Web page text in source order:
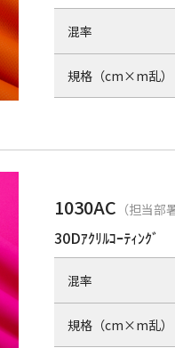
混率
規格（cm×m乱）
1030AC （担当
30Dｱｸﾘﾙｺｰﾃｨﾝｸﾞ
混率
規格（cm×m乱）